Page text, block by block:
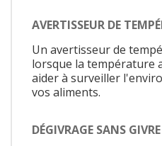
AVERTISSEUR DE
Un avertisseur de
lorsque la température
aider à surveiller
vos aliments.
DÉGIVRAGE SANS GIVRE